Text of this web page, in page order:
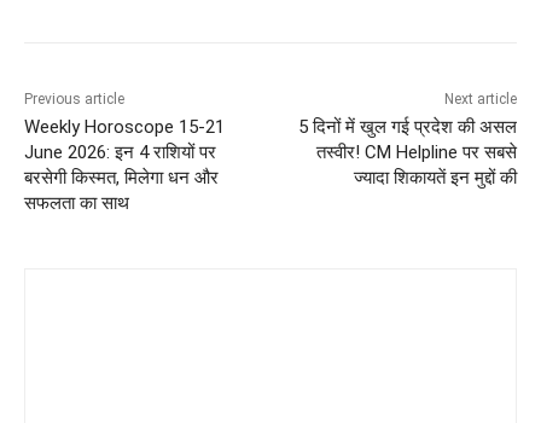
Previous article
Weekly Horoscope 15-21
June 2026: इन 4 राशियों पर
बरसेगी किस्मत, मिलेगा धन और
सफलता का साथ
Next article
5 दिनों में खुल गई प्रदेश की असल
तस्वीर! CM Helpline पर सबसे
ज्यादा शिकायतें इन मुद्दों की